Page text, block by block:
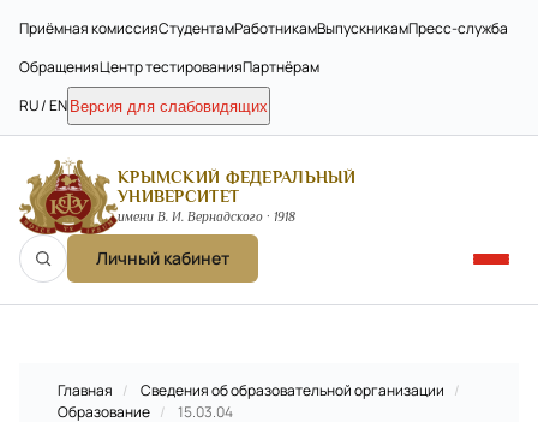
Приёмная комиссияСтудентамРаботникамВыпускникамПресс-служба
ОбращенияЦентр тестированияПартнёрам
RU / EN Версия для слабовидящих
КРЫМСКИЙ ФЕДЕРАЛЬНЫЙ
УНИВЕРСИТЕТ
имени В. И. Вернадского · 1918
Личный кабинет
Главная / Сведения об образовательной организации /
Образование / 15.03.04